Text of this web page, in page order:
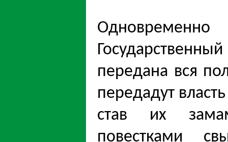
передана вся
передадут
став их
повестками